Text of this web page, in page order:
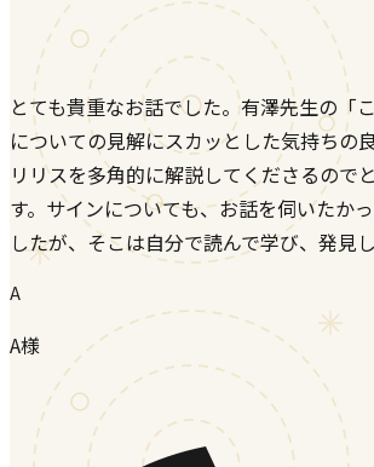
とても貴重なお話でした。有澤先生の「
についての見解にスカッとした気持ちの
リリスを多角的に解説してくださるので
す。サインについても、お話を伺いたか
したが、そこは自分で読んで学び、発見
A
A様